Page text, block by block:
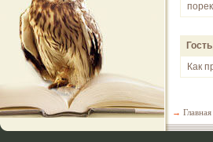
Гость
Как
→ Главная